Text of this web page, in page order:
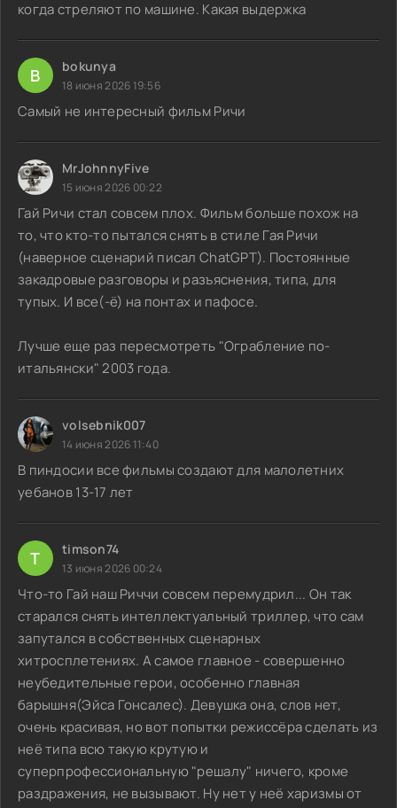
когда стреляют по машине. Какая выдержка
B bokunya
18 июня 2026 19:56
Самый не интересный фильм Ричи
MrJohnnyFive
15 июня 2026 00:22
Гай Ричи стал совсем плох. Фильм больше похож на
то, что кто-то пытался снять в стиле Гая Ричи
(наверное сценарий писал ChatGPT). Постоянные
закадровые разговоры и разъяснения, типа, для
тупых. И все(-ё) на понтах и пафосе.
Лучше еще раз пересмотреть "Ограбление по-
итальянски" 2003 года.
volsebnik007
14 июня 2026 11:40
В пиндосии все фильмы создают для малолетних
уебанов 13-17 лет
T timson74
13 июня 2026 00:24
Что-то Гай наш Риччи совсем перемудрил... Он так
старался снять интеллектуальный триллер, что сам
запутался в собственных сценарных
хитросплетениях. А самое главное - совершенно
неубедительные герои, особенно главная
барышня(Эйса Гонсалес). Девушка она, слов нет,
очень красивая, но вот попытки режиссёра сделать из
неё типа всю такую крутую и
суперпрофессиональную "решалу" ничего, кроме
раздражения, не вызывают. Ну нет у неё харизмы от